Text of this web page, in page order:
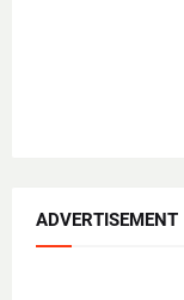
ADVERTISEMENT